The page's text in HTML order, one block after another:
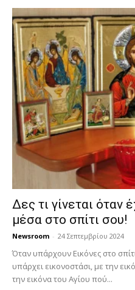
Δες τι γίνεται όταν
μέσα στο σπίτι σου!
Newsroom - 24 Σεπτεμβρίου 2024
Όταν υπάρχουν Εικόνες στο
υπάρχει εικονοστάσι, με την
την εικόνα του Αγίου πού...